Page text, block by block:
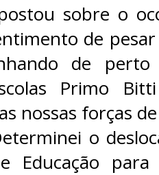
sobre o
de
de
Primo
nossas forças
o
Educação